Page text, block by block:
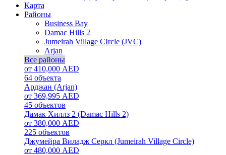
Карта
Районы
Business Bay
Damac Hills 2
Jumeirah Village CIrcle (JVC)
Arjan
Все районы
от 410,000 AED
64 объекта
Арджан (Arjan)
от 369,995 AED
45 объектов
Дамак Хиллз 2 (Damac Hills 2)
от 380,000 AED
225 объектов
Джумейра Виладж Серкл (Jumeirah Village Circle)
от 480,000 AED